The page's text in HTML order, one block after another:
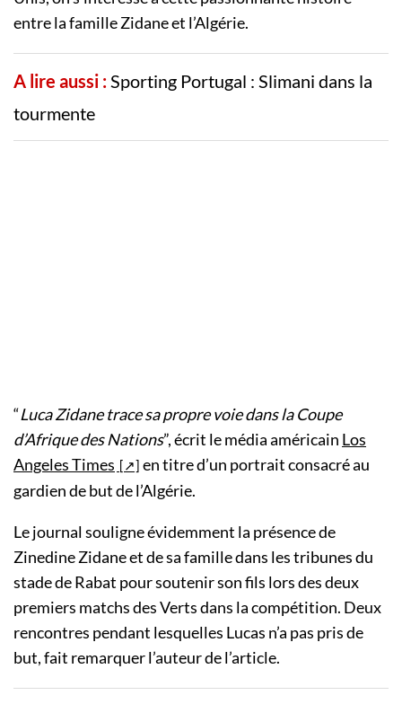
entre la famille Zidane et l’Algérie.
A lire aussi :Sporting Portugal : Slimani dans la
tourmente
“Luca Zidane trace sa propre voie dans la Coupe
d’Afrique des Nations”, écrit le média américain Los
Angeles Times
en titre d’un portrait consacré au
gardien de but de l’Algérie.
Le journal souligne évidemment la présence de
Zinedine Zidane et de sa famille dans les tribunes du
stade de Rabat pour soutenir son fils lors des deux
premiers matchs des Verts dans la compétition. Deux
rencontres pendant lesquelles Lucas n’a pas pris de
but, fait remarquer l’auteur de l’article.